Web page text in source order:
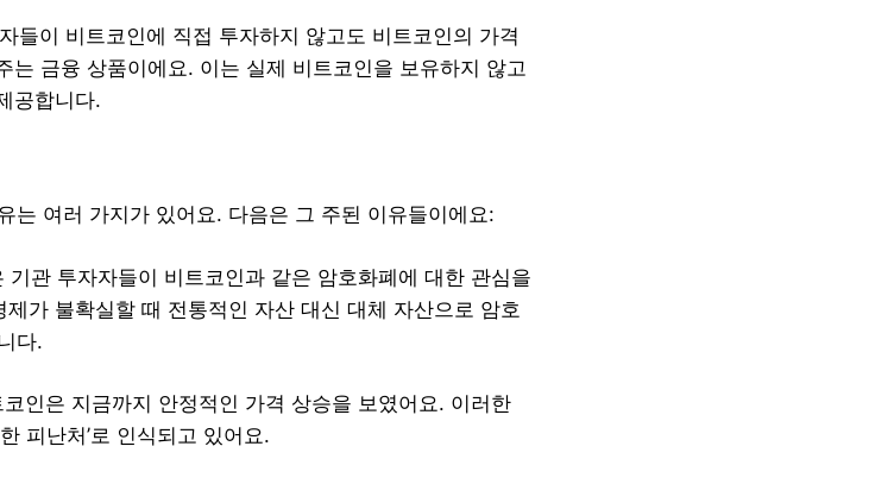
들이 비트코인에 직접 투자하지 않고도 비트코인의 가격
는 금융 상품이에요. 이는 실제 비트코인을 보유하지 않고
공합니다.
는 여러 가지가 있어요. 다음은 그 주된 이유들이에요:
기관 투자자들이 비트코인과 같은 암호화폐에 대한 관심을
가 불확실할 때 전통적인 자산 대신 대체 자산으로 암호
다.
코인은 지금까지 안정적인 가격 상승을 보였어요. 이러한
피난처’로 인식되고 있어요.